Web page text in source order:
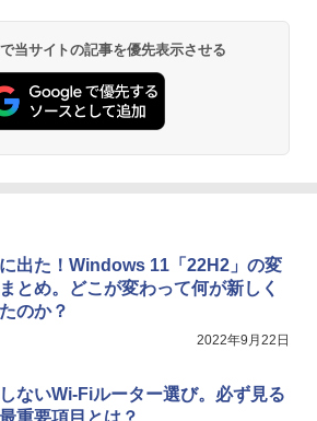
nkpad L580 中古ノートパソコン PC パ
ソコン 中古ノートPC 中古PC SSD1TB
メモリ16GB 中古パソコン レノボ
￥21,800
スタンド VESA
当サイトの記事を優先表示させる
出た！Windows 11「22H2」の変
とめ。どこが変わって何が新しく
のか？
2022年9月22日
ないWi-Fiルーター選び。必ず見る
重要項目とは？